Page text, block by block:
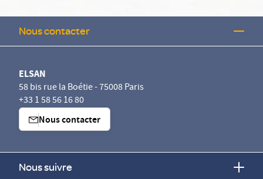
Nous contacter
ELSAN
58 bis rue la Boétie - 75008 Paris
+33 1 58 56 16 80
Nous contacter
Nous suivre